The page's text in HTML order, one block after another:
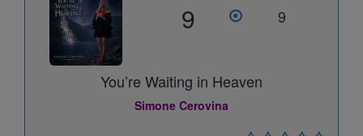
9 9
You’re Waiting in Heaven
Simone Cerovina